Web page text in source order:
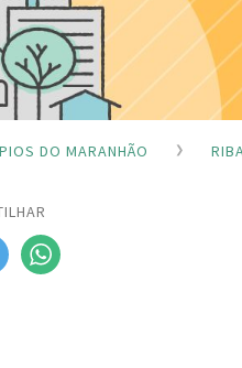
DO MARANHÃO